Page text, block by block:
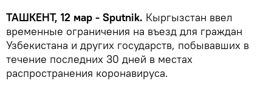
ТАШКЕНТ, 12 мар - Sputnik. Кыргызстан ввел
временные ограничения на въезд для граждан
Узбекистана и других государств, побывавших в
течение последних 30 дней в местах
распространения коронавируса.